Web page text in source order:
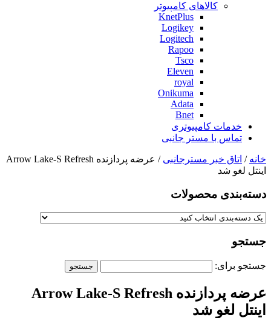
کالاهای کامپیوتر
KnetPlus
Logikey
Logitech
Rapoo
Tsco
Eleven
royal
Onikuma
Adata
Bnet
خدمات کامپیوتری
تماس با مستر جانبی
خانه / اتاق خبر مسترجانبی
/ عرضه پردازنده Arrow Lake-S Refresh
اینتل لغو شد
دسته‌بندی‌ محصولات
جستجو
جستجو برای:
عرضه پردازنده Arrow Lake-S Refresh
اینتل لغو شد